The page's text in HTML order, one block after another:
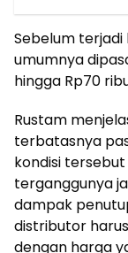
Sebelum
umumnya
hingga Rp70
Rustam
terbatasnya
kondisi
terganggunya
dampak
distributor
dengan harga